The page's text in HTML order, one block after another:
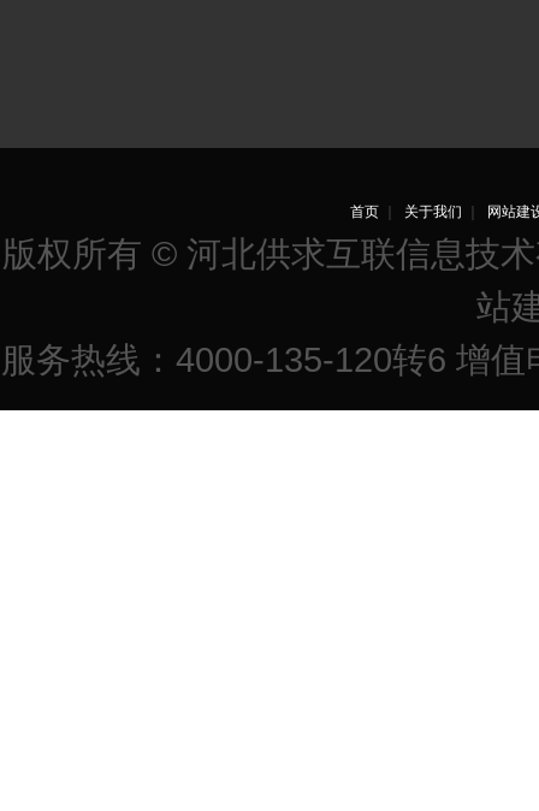
首页｜ 关于我们 网站建
版权所有 © 河北供求互联信息技
站
服务热线：4000-135-120转6 增